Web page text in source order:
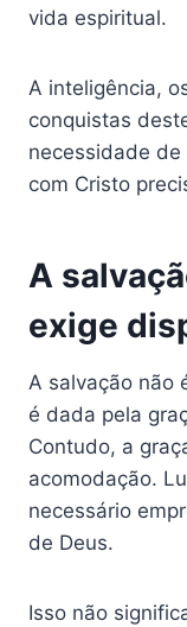
vida espiritual.
A inteligência,
conquistas
necessidade
com Cristo
A
exige
A salvação não
é dada pela
Contudo, a
acomodação.
necessário
de Deus.
Isso não